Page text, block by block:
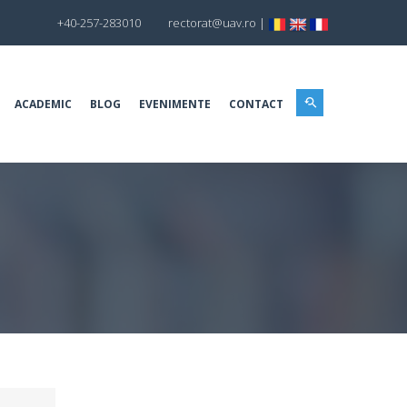
+40-257-283010 rectorat@uav.ro |
ACADEMIC BLOG EVENIMENTE CONTACT